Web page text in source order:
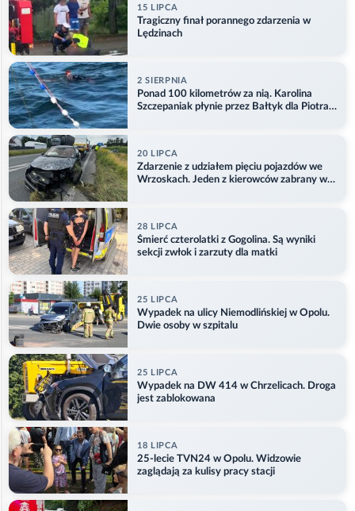
15 LIPCA
Tragiczny finał porannego zdarzenia w
Lędzinach
2 SIERPNIA
Ponad 100 kilometrów za nią. Karolina
Szczepaniak płynie przez Bałtyk dla Piotra.
20 LIPCA
Zdarzenie z udziałem pięciu pojazdów we
Wrzoskach. Jeden z kierowców zabrany w
28 LIPCA
Śmierć czterolatki z Gogolina. Są wyniki
sekcji zwłok i zarzuty dla matki
25 LIPCA
Wypadek na ulicy Niemodlińskiej w Opolu.
Dwie osoby w szpitalu
25 LIPCA
Wypadek na DW 414 w Chrzelicach. Droga
jest zablokowana
18 LIPCA
25-lecie TVN24 w Opolu. Widzowie
zaglądają za kulisy pracy stacji